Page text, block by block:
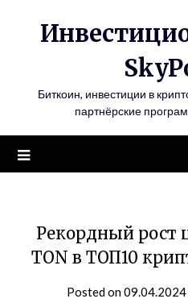
Биткоин, инвестиции в
партнёрские
Рекордный рост
TON в ТОП10
Posted on09.04.2024